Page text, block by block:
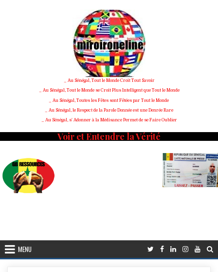
_ Au Sénégal, Tout le Monde Croit Tout Savoir
_ Au Sénégal, Tout le Monde se Croit Plus Intelligent que Tout le Monde
_ Au Sénégal, Toutes les Fêtes sont Fêtées par Tout le Monde
_ Au Sénégal, le Respect de la Parole Donnée est une Denrée Rare
_ Au Sénégal, s' Adonner à la Médisance Permet de se Faire Oublier
Voir et Entendre la Vérité
MENU